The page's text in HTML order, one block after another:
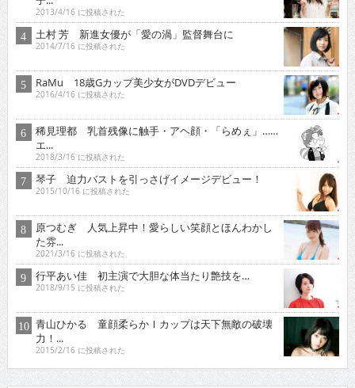
2013/4/16 に投稿された
土村 芳 新進女優が「愛の渦」監督舞台に
2014/7/16 に投稿された
RaMu 18歳Gカップ美少女がDVDデビュー
2016/4/16 に投稿された
稀見理都 乳首残像に触手・アヘ顔・「らめぇ」……
エ...
2018/3/16 に投稿された
琴子 迫力バストを引っさげイメージデビュー！
2015/10/16 に投稿された
原つむぎ 人気上昇中！愛らしい笑顔とほんわかし
た雰...
2021/3/16 に投稿された
行平あい佳 初主演で大胆な体当たり艶技を…
2018/9/15 に投稿された
青山ひかる 童顔柔らかＩカップは天下無敵の破壊
力！...
2015/2/16 に投稿された